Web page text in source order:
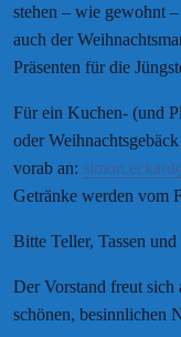
stehen – wie gewohnt
auch der
Präsenten für die
Für ein Kuchen- (und
oder
vorab an:
Getränke werden vom
Bitte Teller, Tassen
Der Vorstand freut sich
schönen, besinnlichen